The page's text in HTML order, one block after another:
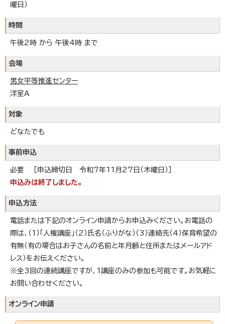
曜日）
時間
午後2時 から 午後4時 まで
会場
男女平等推進センター
洋室A
対象
どなたでも
事前申込
必要 ［申込締切日 令和7年11月27日（木曜日）］
申込みは終了しました。
申込方法
電話または下記のオンライン申請からお申込みください。お電話の
際は、（1）「人権講座」（2）氏名（ふりがな）（3）連絡先（4）保育希望の
有無（有の場合はお子さんの名前と年月齢と住所またはメールアド
レス）をお伝えください。
※全3回の連続講座ですが、1講座のみの参加も可能です。お気軽に
お問い合わせください。
オンライン申請